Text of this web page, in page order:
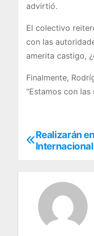
advirtió.
El colectivo
con las
amerita castigo,
Finalmente,
“Estamos con
NRealizarán